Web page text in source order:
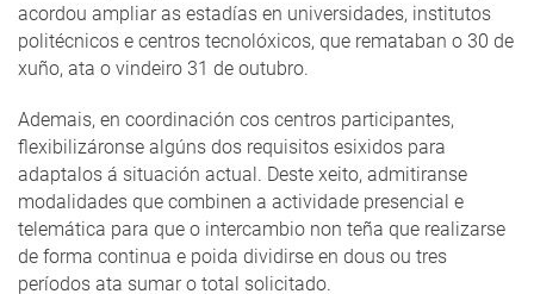
acordou ampliar as estadías en universidades, institutos
politécnicos e centros tecnolóxicos, que remataban o 30 de
xuño, ata o vindeiro 31 de outubro.
Ademais, en coordinación cos centros participantes,
flexibilizáronse algúns dos requisitos esixidos para
adaptalos á situación actual. Deste xeito, admitiranse
modalidades que combinen a actividade presencial e
telemática para que o intercambio non teña que realizarse
de forma continua e poida dividirse en dous ou tres
períodos ata sumar o total solicitado.